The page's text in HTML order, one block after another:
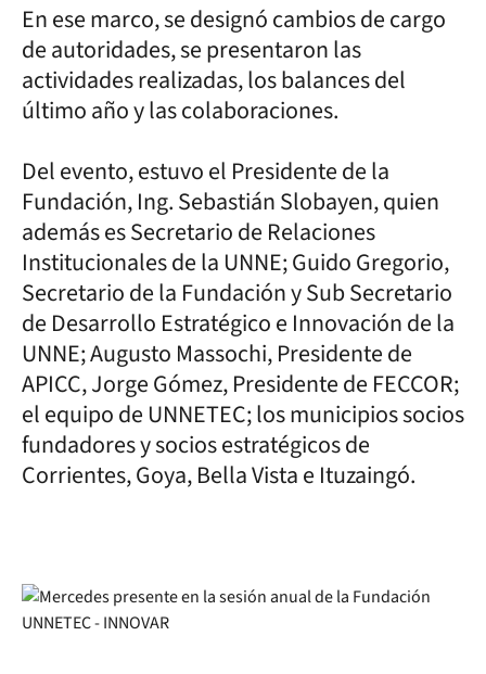
En ese marco, se designó cambios de cargo
de autoridades, se presentaron las
actividades realizadas, los balances del
último año y las colaboraciones.
Del evento, estuvo el Presidente de la
Fundación, Ing. Sebastián Slobayen, quien
además es Secretario de Relaciones
Institucionales de la UNNE; Guido Gregorio,
Secretario de la Fundación y Sub Secretario
de Desarrollo Estratégico e Innovación de la
UNNE; Augusto Massochi, Presidente de
APICC, Jorge Gómez, Presidente de FECCOR;
el equipo de UNNETEC; los municipios socios
fundadores y socios estratégicos de
Corrientes, Goya, Bella Vista e Ituzaingó.